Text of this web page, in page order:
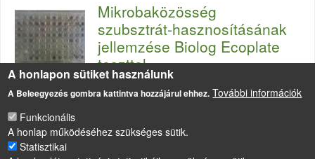
Mikrobaközösség
szubsztrát-hasznosításának
jellemzése Biolog Ecoplate
teszttel
A honlapon sütiket használunk
A Beleegyezés gombra kattintva hozzájárul ehhez. További információk
Funkcionális
A honlap működéséhez szükséges sütik.
Statisztikai